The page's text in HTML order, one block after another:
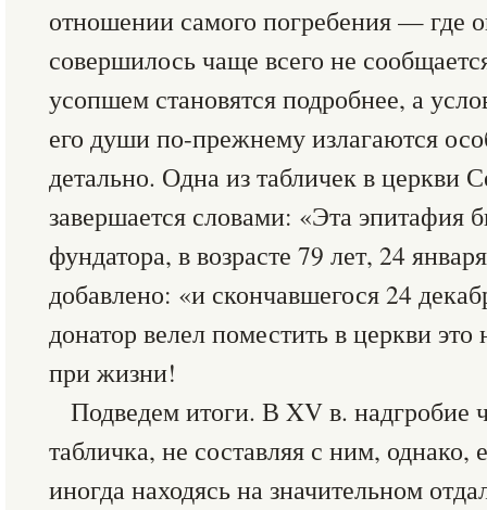
отношении самого погребения — где
совершилось чаще всего не
усопшем становятся подробнее, а
его души по-прежнему излагаются
детально. Одна из табличек в церкви
завершается словами: «Эта эпитафия
фундатора, в возрасте 79 лет, 24
добавлено: «и скончавшегося 24
донатор велел поместить в церкви
при жизни!
Подведем итоги. В XV в. надгробие
табличка, не составляя с ним, однако,
иногда находясь на значительном